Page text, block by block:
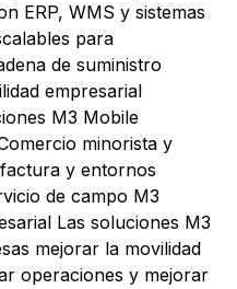
ERP, WMS y sistemas
para
de suministro
empresarial
M3 Mobile
minorista y
y entornos
de campo M3
Las soluciones M3
mejorar la movilidad
operaciones y mejorar